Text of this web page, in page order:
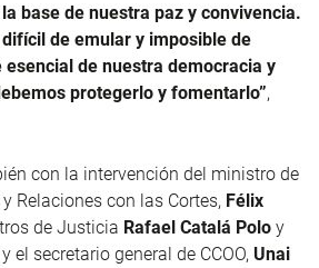
base de nuestra paz y convivencia.
de emular y imposible de
esencial de nuestra democracia y
protegerlo y fomentarlo”,
con la intervención del ministro de
Relaciones con las Cortes, Félix
de Justicia Rafael Catalá Polo y
y el secretario general de CCOO, Unai